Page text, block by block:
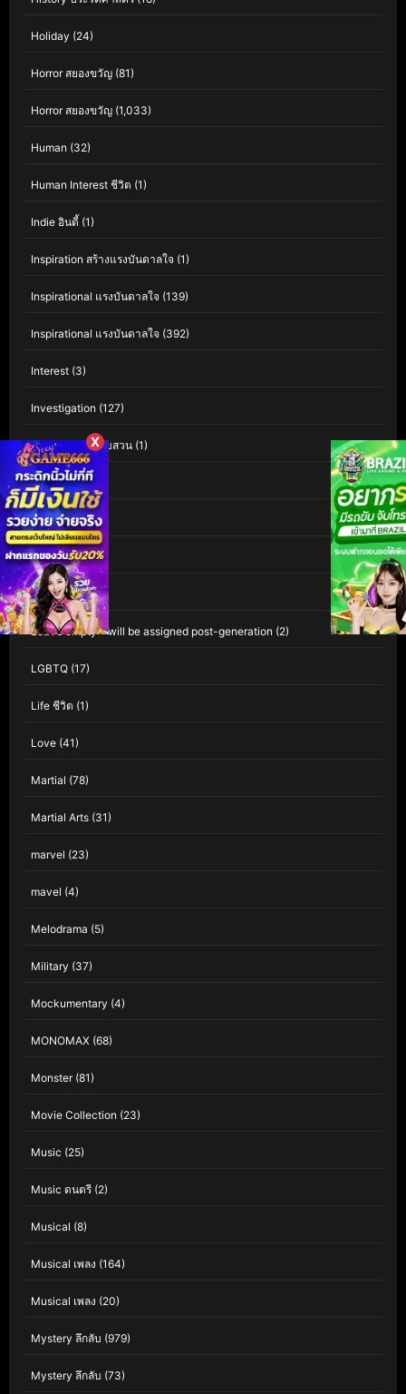
Holiday (24)
Horror สยองขวัญ (81)
Horror สยองขวัญ (1,033)
Human (32)
Human Interest ชีวิต (1)
Indie อินดี้ (1)
Inspiration สร้างแรงบันดาลใจ (1)
Inspirational แรงบันดาลใจ (139)
Inspirational แรงบันดาลใจ (392)
Interest (3)
Investigation (127)
Investigation สืบสวน (1)
iQIYI(60)
Isekai(1)
Kaiju(1)
Kids(81)
Leave empty – will be assigned post-generation (2)
LGBTQ (17)
Life ชีวิต (1)
Love (41)
Martial (78)
Martial Arts (31)
marvel (23)
mavel (4)
Melodrama (5)
Military (37)
Mockumentary (4)
MONOMAX (68)
Monster(81)
Movie Collection (23)
Music (25)
Music ดนตรี (2)
Musical (8)
Musical เพลง (164)
Musical เพลง (20)
Mystery ลึกลับ (979)
Mystery ลึกลับ (73)
X